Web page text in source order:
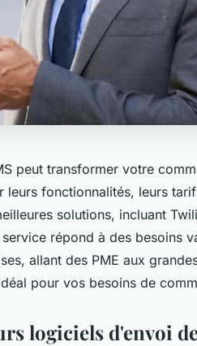
peut transformer votre
leurs fonctionnalités, leurs
solutions, incluant
répond à des besoins
allant des PME aux
pour vos besoins de
logiciels d'envoi de